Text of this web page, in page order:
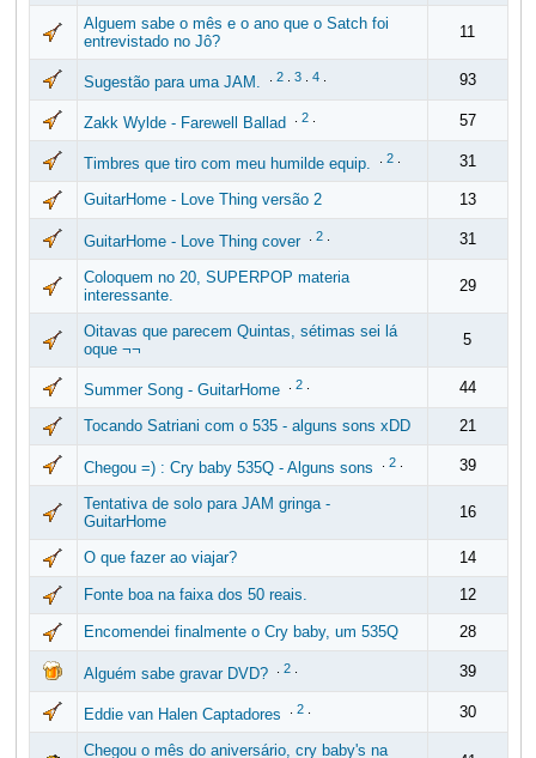
Alguem sabe o mês e o ano que o Satch foi
entrevistado no Jô?
11
Sugestão para uma JAM. 2. 3. 4. 93
Zakk Wylde - Farewell Ballad 2. 57
Timbres que tiro com meu humilde equip. 2. 31
GuitarHome - Love Thing versão 2 13
GuitarHome - Love Thing cover 2. 31
Coloquem no 20, SUPERPOP materia
interessante.
29
Oitavas que parecem Quintas, sétimas sei lá
oque ¬¬
5
Summer Song - GuitarHome 2. 44
Tocando Satriani com o 535 - alguns sons xDD 21
Chegou =) : Cry baby 535Q - Alguns sons 2. 39
Tentativa de solo para JAM gringa -
GuitarHome
16
O que fazer ao viajar? 14
Fonte boa na faixa dos 50 reais. 12
Encomendei finalmente o Cry baby, um 535Q 28
Alguém sabe gravar DVD? 2. 39
Eddie van Halen Captadores 2. 30
Chegou o mês do aniversário, cry baby's na